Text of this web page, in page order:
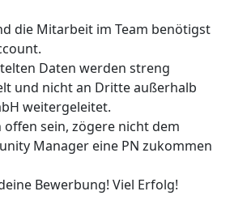
die Mitarbeit im Team benötigst
Daten werden streng
und nicht an Dritte außerhalb
weitergeleitet.
offen sein, zögere nicht dem
Manager eine PN zukommen
Bewerbung! Viel Erfolg!